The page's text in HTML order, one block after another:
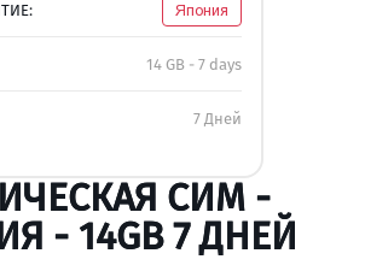
Япония
14 GB - 7 days
7 Дней
СИМ -
- 14GB 7 ДНЕЙ